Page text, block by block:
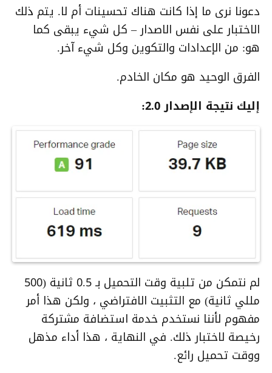
دعونا نرى ما إذا كانت هناك تحسينات أم لا. يتم ذلك
الاختبار على نفس الاصدار – كل شيء يبقى كما
هو: من الإعدادات والتكوين وكل شيء آخر.
الفرق الوحيد هو مكان الخادم.
إليك نتيجة الإصدار 2.0:
لم نتمكن من تلبية وقت التحميل بـ 0.5 ثانية (500
مللي ثانية) مع التثبيت الافتراضي ، ولكن هذا أمر
مفهوم لأننا نستخدم خدمة استضافة مشتركة
رخيصة لاختبار ذلك. في النهاية ، هذا أداء مذهل
ووقت تحميل رائع.